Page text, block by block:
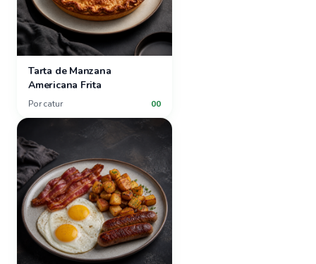
Tarta de Manzana
Americana Frita
Por catur 00